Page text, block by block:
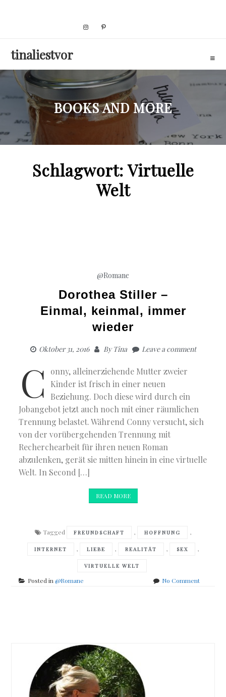
tinaliestvor
BOOKS AND MORE
Schlagwort:Virtuelle
Welt
@Romane
Dorothea Stiller –
Einmal, keinmal, immer
wieder
Oktober 31, 2016 ByTina Leave a comment
C
onny, alleinerziehende Mutter zweier
Kinder ist frisch in einer neuen
Beziehung. Doch diese wird durch ein
Jobangebot jetzt auch noch mit einer räumlichen
Trennung belastet. Während Conny versucht, sich
von der vorübergehenden Trennung mit
Recherchearbeit für ihren neuen Roman
abzulenken, gerät sie mitten hinein in eine virtuelle
Welt. In Second […]
READ MORE
Tagged FREUNDSCHAFT , HOFFNUNG ,
INTERNET , LIEBE , REALITÄT , SEX ,
VIRTUELLE WELT
Posted in@Romane No Commenton
navigation